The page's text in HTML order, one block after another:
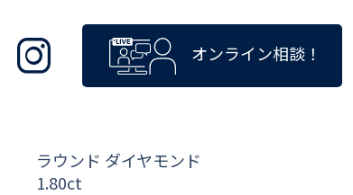
オンライン相談！
ラウンド ダイヤモンド
1.80ct